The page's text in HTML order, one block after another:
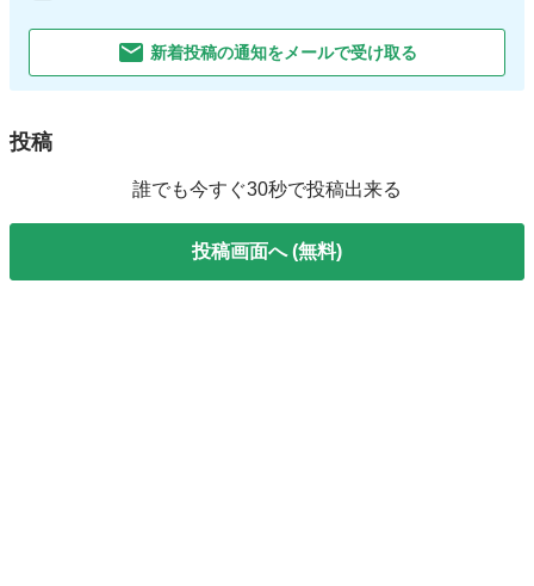
新着投稿の通知をメールで受け取る
投稿
誰でも今すぐ30秒で投稿出来る
投稿画面へ (無料)